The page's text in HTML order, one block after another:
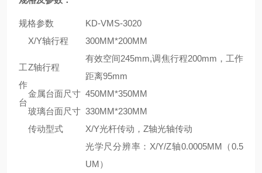
规格参数 KD-VMS-3020
工
作
台
X/Y轴行程 300MM*200MM
Z轴行程
有效空间245mm,调焦行程200mm，工作
距离95mm
金属台面尺寸 450MM*350MM
玻璃台面尺寸 330MM*230MM
传动型式
X/Y光杆传动，Z轴光轴传动
光学尺分辨率：X/Y/Z轴0.0005MM（0.5
UM）